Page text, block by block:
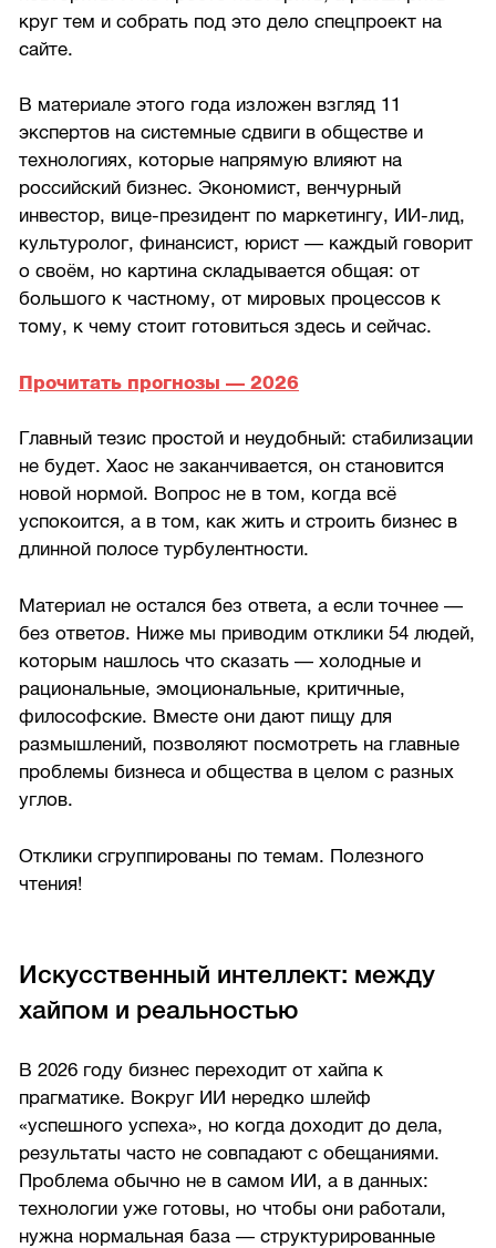
круг тем и собрать под это дело спецпроект на
сайте.
В материале этого года изложен взгляд 11
экспертов на системные сдвиги в обществе и
технологиях, которые напрямую влияют на
российский бизнес. Экономист, венчурный
инвестор, вице-президент по маркетингу, ИИ-лид,
культуролог, финансист, юрист — каждый говорит
о своём, но картина складывается общая: от
большого к частному, от мировых процессов к
тому, к чему стоит готовиться здесь и сейчас.
Прочитать прогнозы — 2026
Главный тезис простой и неудобный: стабилизации
не будет. Хаос не заканчивается, он становится
новой нормой. Вопрос не в том, когда всё
успокоится, а в том, как жить и строить бизнес в
длинной полосе турбулентности.
Материал не остался без ответа, а если точнее —
без ответов. Ниже мы приводим отклики 54 людей,
которым нашлось что сказать — холодные и
рациональные, эмоциональные, критичные,
философские. Вместе они дают пищу для
размышлений, позволяют посмотреть на главные
проблемы бизнеса и общества в целом с разных
углов.
Отклики сгруппированы по темам. Полезного
чтения!
Искусственный интеллект: между
хайпом и реальностью
В 2026 году бизнес переходит от хайпа к
прагматике. Вокруг ИИ нередко шлейф
«успешного успеха», но когда доходит до дела,
результаты часто не совпадают с обещаниями.
Проблема обычно не в самом ИИ, а в данных:
технологии уже готовы, но чтобы они работали,
нужна нормальная база — структурированные